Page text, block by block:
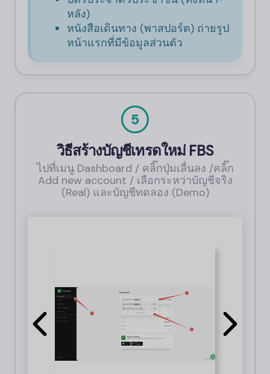
หลัง)
หนังสือเดินทาง (พาสปอร์ต) ถ่ายรูป
หน้าแรกที่มีข้อมูลส่วนตัว
5
วิธีสร้างบัญชีเทรดใหม่FBS
ไปที่เมนู Dashboard / คลิ๊กปุ่มเลื่นลง /คลิ๊ก
Add new account / เลือกระหว่าบัญชีจริง
(Real) และบัญชีทดลอง (Demo)